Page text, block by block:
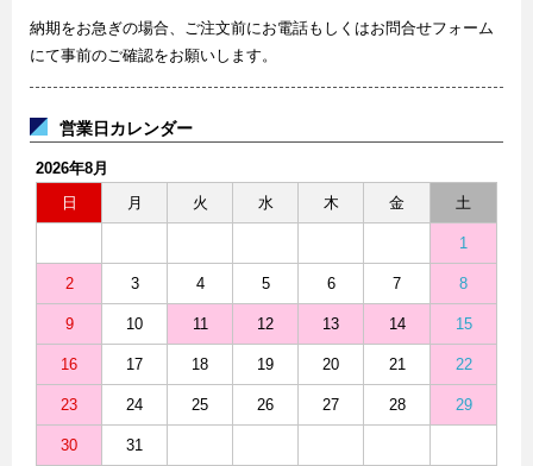
納期をお急ぎの場合、ご注文前にお電話もしくはお問合せフォーム
にて事前のご確認をお願いします。
営業日カレンダー
2026年8月
日
月 火 水 木 金 土
1
2 3 4 5 6 7 8
9 10 11 12 13 14 15
16 17 18 19 20 21 22
23 24 25 26 27 28 29
30 31